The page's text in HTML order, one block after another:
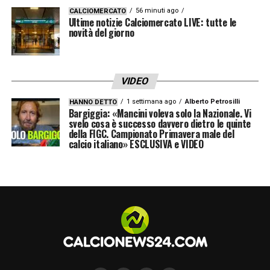
competitivi, il nostro movimento resta
intrappolato nei propri paletti. La favola di
Lennart Karl
al Mondiale rappresenta così la
attualmente lontanissimi.
LA PLAYLIST DELLE NOSTRE TOP NEWS
CALCIOMERCATO 56 minuti ago
Ultime notizie Calciomercato LIVE: tutte le
novità del giorno
VIDEO
HANNO DETTO 1 settimana ago Alberto Petrosilli
Bargiggia: «Mancini voleva solo la Nazionale. Vi
svelo cosa è successo davvero dietro le quinte
della FIGC. Campionato Primavera male del
calcio italiano» ESCLUSIVA e VIDEO